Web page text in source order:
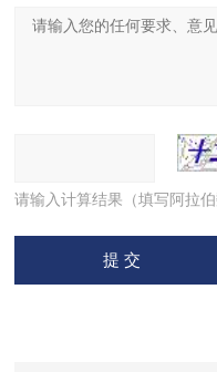
请输入计算结果（填写阿拉